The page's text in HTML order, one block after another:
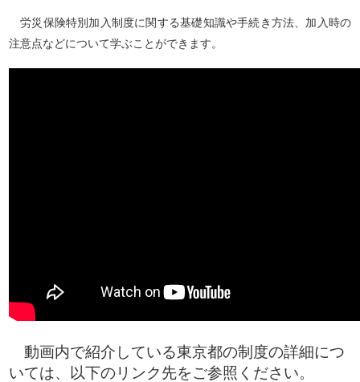
労災保険特別加入制度に関する基礎知識や手続き方法、加入時の
注意点などについて学ぶことができます。
動画内で紹介している東京都の制度の詳細につ
いては、以下のリンク先をご参照ください。